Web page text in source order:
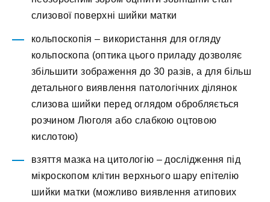
слизової поверхні шийки матки
кольпоскопія – використання для огляду
кольпоскопа (оптика цього приладу дозволяє
збільшити зображення до 30 разів, а для більш
детального виявлення патологічних ділянок
слизова шийки перед оглядом обробляється
розчином Люголя або слабкою оцтовою
кислотою)
взяття мазка на цитологію – дослідження під
мікроскопом клітин верхнього шару епітелію
шийки матки (можливо виявлення атипових